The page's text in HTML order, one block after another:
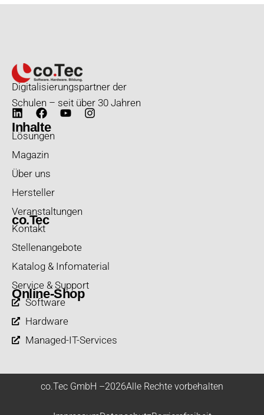
Digitalisierungspartner der
Schulen – seit über 30 Jahren
Inhalte
Lösungen
Magazin
Über uns
Hersteller
Veranstaltungen
co.Tec
Kontakt
Stellenangebote
Katalog & Infomaterial
Service & Support
Online-Shop
Software
Hardware
Managed-IT-Services
co.Tec GmbH –2026Alle Rechte vorbehalten